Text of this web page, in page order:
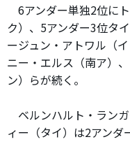
6アンダー単独2位に
ク）、5アンダー3位タ
ージュン・アトワル（
ニー・エルス（南ア）
ン）らが続く。
ベルンハルト・ラン
ィー（タイ）は2アンダ